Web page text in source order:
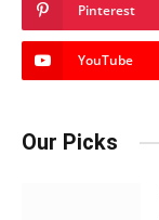
Pinterest
YouTube
Our Picks